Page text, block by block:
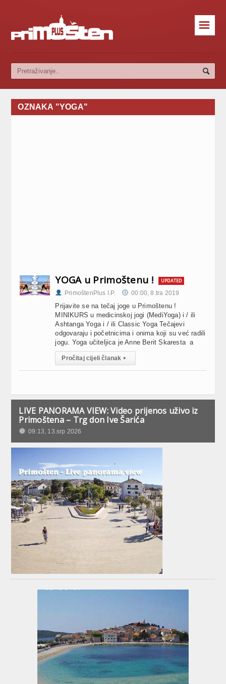
☰
OZNAKA "YOGA"
YOGA u Primoštenu ! UPDATED
PrimoštenPlus I.P. 00:00, 8.tra 2019
Prijavite se na tečaj joge u Primoštenu !
MINIKURS u medicinskoj jogi (MediYoga) i / ili
Ashtanga Yoga i / ili Classic Yoga Tečajevi
odgovaraju i početnicima i onima koji su već radili
jogu. Yoga učiteljica je Anne Berit Skaresta a
Pročitaj cijeli članak ▸
LIVE PANORAMA VIEW: Video prijenos uživo iz
Primoštena – Trg don Ive Šarića
09:13, 13.srp 2026